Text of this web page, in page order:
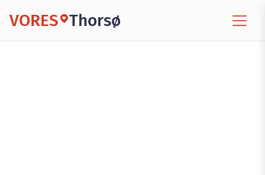
VORES Thorsø